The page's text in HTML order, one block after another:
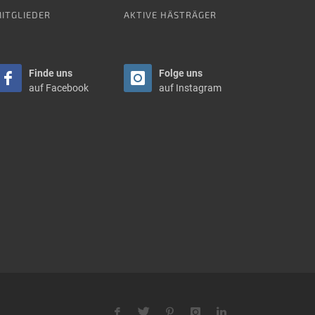
AKTIVE HÄSTRÄGER
Finde uns
auf Facebook
Folge uns
auf Instagram